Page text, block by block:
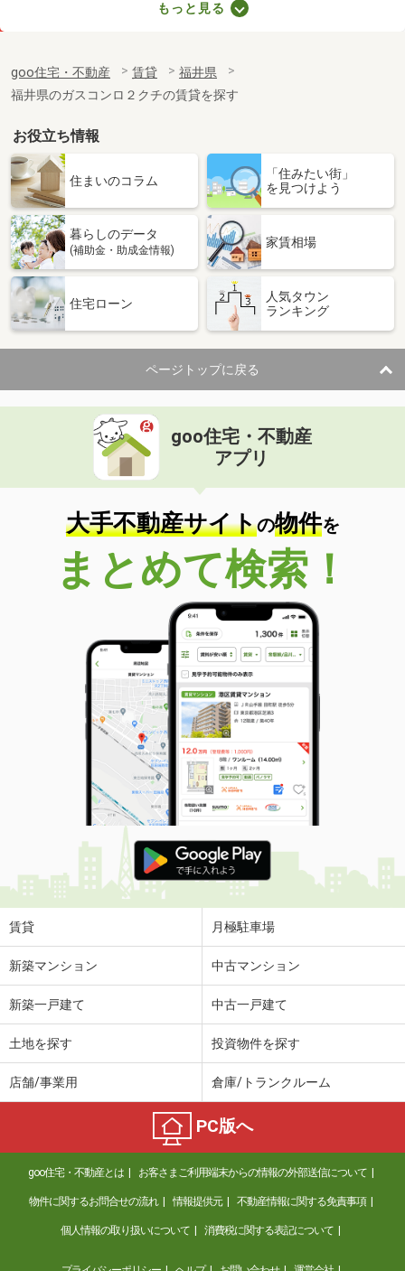
専有面積
41.81m²
間取り
1LDK
福井県福井市東森田４
価 格
5.45万円
福井県福井市東森田４
専有面積 49.86m²
間取り
福井県福井市みのり４
住 所
福井県福井市みのり４
専有面積 33.4m²
間取り
1LDK
福井県福井市江端町
価 格
住 所
福井県福井市江端町
専有面積 23.18m²
間取り
1K
福井県福井市文京７
価 格
3.50万円
福井県福井市文京７
22.93m²
間取り
1K
福井県福井市江守中２
価 格
7.20万円
住 所
福井県福井市江守中２
専有面積 41.81m²
間取り
1LDK
福井県福井市江守中２
価 格
7.40万円
住 所
福井県福井市江守中２
専有面積
福井県福井市江守中２
7.40万円
福井県福井市文京４
5.30万円
住 所
福井県福井市文京４
専有面積 25.13m²
間取り
1K
福井県鯖江市吉江町
もっと見る
goo住宅・不動産 賃貸
福井県
福井県のガスコンロ２クチの賃貸を探す
お役立ち情報
住まいのコラム
「住みたい街」
を見つけよう
暮らしのデータ
(補助金・助成金情報)
家賃相場
住宅ローン
人気タウン
ランキング
ページトップに戻る
goo住宅・不動産
アプリ
大手不動産サイトの物件を
まとめて検索！
賃貸 月極駐車場
新築マンション 中古マンション
新築一戸建て 中古一戸建て
土地を探す 投資物件を探す
店舗/事業用 倉庫/トランクルーム
PC版へ
goo住宅・不動産とは お客さまご利用端末からの情報の外部送信について
物件に関するお問合せの流れ 情報提供元 不動産情報に関する免責事項
個人情報の取り扱いについて 消費税に関する表記について